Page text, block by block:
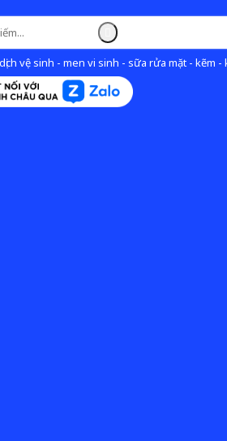
vệ sinh - men vi sinh - sữa rửa mặt - kẽm